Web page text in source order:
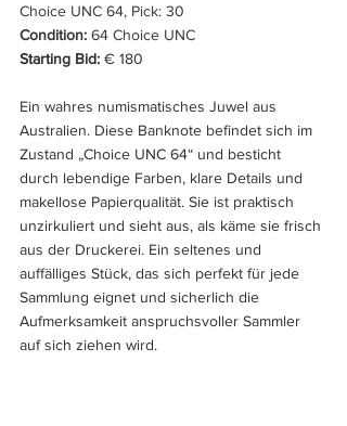
Choice UNC 64, Pick: 30
Condition: 64 Choice UNC
Starting Bid: € 180
Ein wahres numismatisches Juwel aus
Australien. Diese Banknote befindet sich im
Zustand „Choice UNC 64“ und besticht
durch lebendige Farben, klare Details und
makellose Papierqualität. Sie ist praktisch
unzirkuliert und sieht aus, als käme sie frisch
aus der Druckerei. Ein seltenes und
auffälliges Stück, das sich perfekt für jede
Sammlung eignet und sicherlich die
Aufmerksamkeit anspruchsvoller Sammler
auf sich ziehen wird.